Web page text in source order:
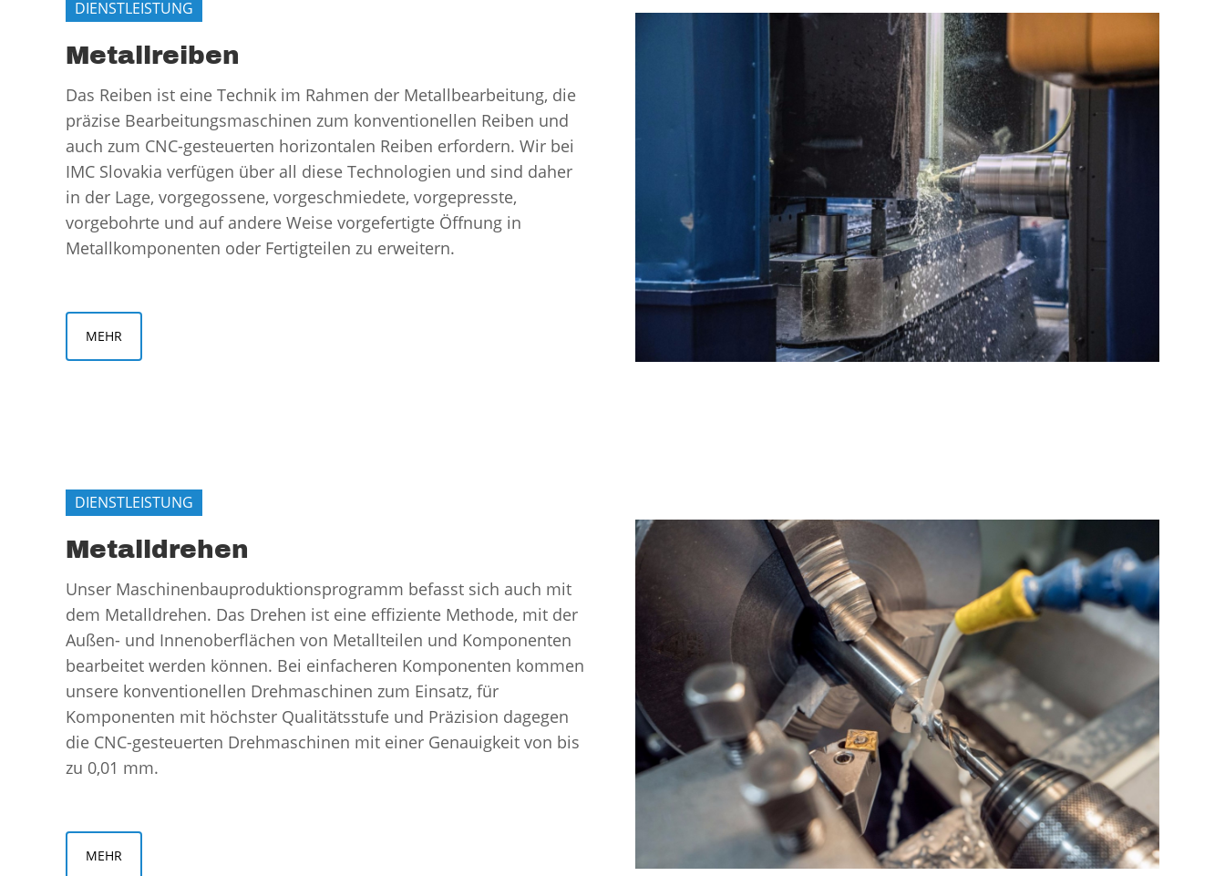
DIENSTLEISTUNG
Metallreiben
Das Reiben ist eine Technik im Rahmen der Metallbearbeitung, die
präzise Bearbeitungsmaschinen zum konventionellen Reiben und
auch zum CNC-gesteuerten horizontalen Reiben erfordern. Wir bei
IMC Slovakia verfügen über all diese Technologien und sind daher
in der Lage, vorgegossene, vorgeschmiedete, vorgepresste,
vorgebohrte und auf andere Weise vorgefertigte Öffnung in
Metallkomponenten oder Fertigteilen zu erweitern.
MEHR
DIENSTLEISTUNG
Metalldrehen
Unser Maschinenbauproduktionsprogramm befasst sich auch mit
dem Metalldrehen. Das Drehen ist eine effiziente Methode, mit der
Außen- und Innenoberflächen von Metallteilen und Komponenten
bearbeitet werden können. Bei einfacheren Komponenten kommen
unsere konventionellen Drehmaschinen zum Einsatz, für
Komponenten mit höchster Qualitätsstufe und Präzision dagegen
die CNC-gesteuerten Drehmaschinen mit einer Genauigkeit von bis
zu 0,01 mm.
MEHR